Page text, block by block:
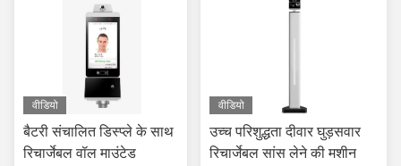
वीडियो
बैटरी संचालित डिस्प्ले के साथ
रिचार्जेबल वॉल माउंटेड
वीडियो
उच्च परिशुद्धता दीवार घुड़सवार
रिचार्जेबल सांस लेने की मशीन